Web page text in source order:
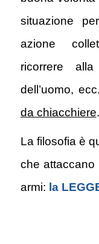
situazione
azione
ricorrere
dell’uomo,
da chiacchiere.
La filosofia è
che
armi: la